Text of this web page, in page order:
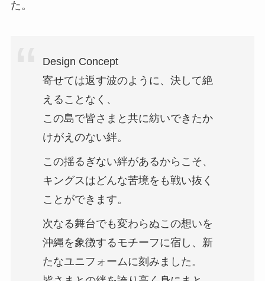
た。
Design Concept
寄せては返す波のように、決して絶
えることなく、
この島で皆さまと共に紡いできたか
けがえのない絆。
この揺るぎない絆があるからこそ、
キングスはどんな苦境をも戦い抜く
ことができます。
次なる舞台でも変わらぬこの想いを
沖縄を象徴するモチーフに宿し、新
たなユニフォームに刻みました。